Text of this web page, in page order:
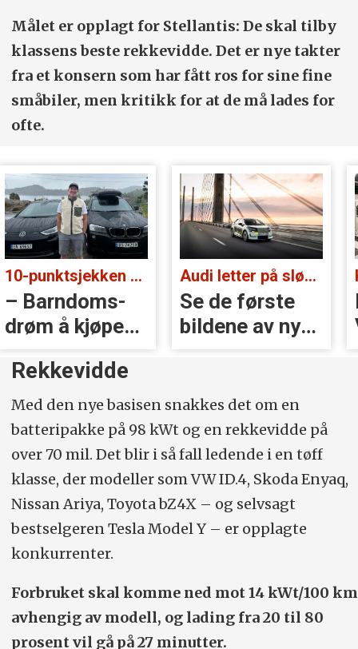
Målet er opplagt for Stellantis: De skal tilby
klassens beste rekkevidde. Det er nye takter
fra et konsern som har fått ros for sine fine
småbiler, men kritikk for at de må lades for
ofte.
10-punktsjekken med Christian Paasche:
– Barndoms­
drøm å kjøpe
BMW
Audi letter på sløret:
Se de første
bildene av nye
A2 e-tron
Rekkevidde
Med den nye basisen snakkes det om en
batteripakke på 98 kWt og en rekkevidde på
over 70 mil. Det blir i så fall ledende i en tøff
klasse, der modeller som VW ID.4, Skoda Enyaq,
Nissan Ariya, Toyota bZ4X – og selvsagt
bestselgeren Tesla Model Y – er opplagte
konkurrenter.
Forbruket skal komme ned mot 14 kWt/100 km
avhengig av modell, og lading fra 20 til 80
prosent vil gå på 27 minutter.